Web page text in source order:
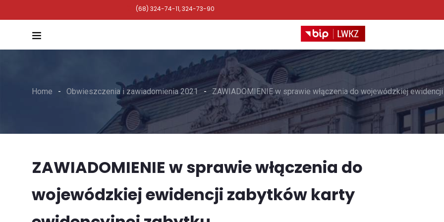
(68) 324-74-11, 324-73-90
Home Obwieszczenia i zawiadomienia 2021 ZAWIADOMIENIE w sprawie włączenia do wojewódzkiej
ZAWIADOMIENIE w sprawie włączenia do
wojewódzkiej ewidencji zabytków karty